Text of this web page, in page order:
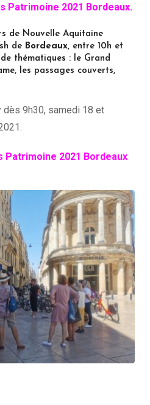
Patrimoine 2021 Bordeaux.
de Nouvelle Aquitaine
de Bordeaux, entre 10h et
thématiques : le Grand
les passages couverts,
9h30, samedi 18 et
Patrimoine 2021 Bordeaux